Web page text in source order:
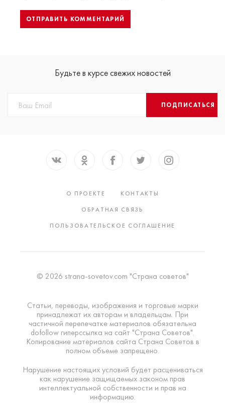
Будьте в курсе свежих новостей
ПОДПИСАТЬСЯ
О ПРОЕКТЕ
КОНТАКТЫ
ОБРАТНАЯ СВЯЗЬ
ПОЛЬЗОВАТЕЛЬСКОЕ СОГЛАШЕНИЕ
© 2026 strana-sovetov.com "Страна советов"
Статьи, переводы, изображения и торговые марки
принадлежат их авторам и владельцам. При
частичной перепечатке материалов обязательна
dofollow гиперссылка на сайт "Страна Советов".
Копирование материалов сайта Страна Советов в
полном объеме запрещено.
Нарушение настоящих условий будет расцениваться
как нарушение защищаемых законом прав
интеллектуальной собственности и прав на
информацию.